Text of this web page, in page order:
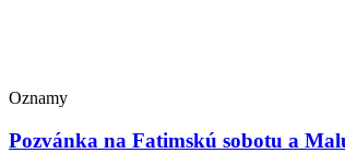
Oznamy
Pozvánka na Fatimskú sobotu a